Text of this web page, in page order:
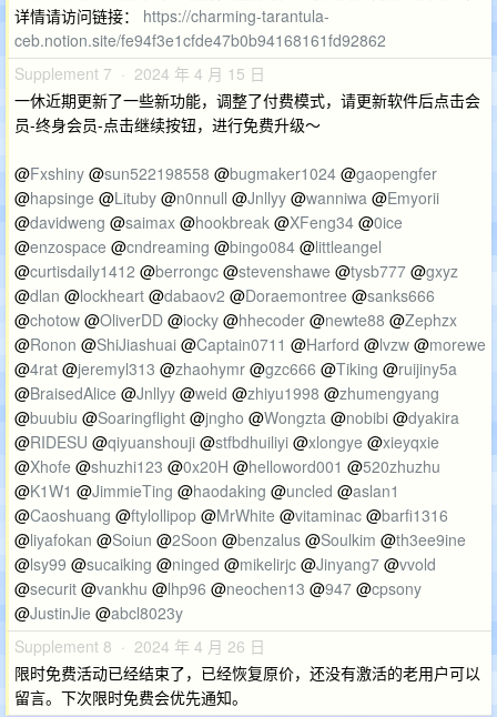
详情请访问链接： https://charming-tarantula-
ceb.notion.site/fe94f3e1cfde47b0b94168161fd92862
Supplement 7 · 2024 年 4 月 15 日
一休近期更新了一些新功能，调整了付费模式，请更新软件后点击会
员-终身会员-点击继续按钮，进行免费升级～
@Fxshiny @sun522198558 @bugmaker1024 @gaopengfer
@hapsinge @Lituby @n0nnull @Jnllyy @wanniwa @Emyorii
@davidweng @saimax @hookbreak @XFeng34 @0ice
@enzospace @cndreaming @bingo084 @littleangel
@curtisdaily1412 @berrongc @stevenshawe @tysb777 @gxyz
@dlan @lockheart @dabaov2 @Doraemontree @sanks666
@chotow @OliverDD @iocky @hhecoder @newte88 @Zephzx
@Ronon @ShiJiashuai @Captain0711 @Harford @lvzw @morewe
@4rat @jeremyl313 @zhaohymr @gzc666 @Tiking @ruijiny5a
@BraisedAlice @Jnllyy @weid @zhiyu1998 @zhumengyang
@buubiu @Soaringflight @jngho @Wongzta @nobibi @dyakira
@RIDESU @qiyuanshouji @stfbdhuiliyi @xlongye @xieyqxie
@Xhofe @shuzhi123 @0x20H @helloword001 @520zhuzhu
@K1W1 @JimmieTing @haodaking @uncled @aslan1
@Caoshuang @ftylollipop @MrWhite @vitaminac @barfi1316
@liyafokan @Soiun @2Soon @benzalus @Soulkim @th3ee9ine
@lsy99 @sucaiking @ninged @mikelirjc @Jinyang7 @vvold
@securit @vankhu @lhp96 @neochen13 @947 @cpsony
@JustinJie @abcl8023y
Supplement 8 · 2024 年 4 月 26 日
限时免费活动已经结束了，已经恢复原价，还没有激活的老用户可以
留言。下次限时免费会优先通知。